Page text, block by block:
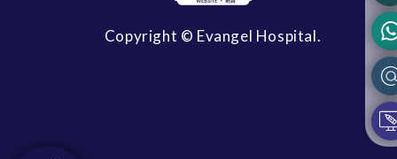
Copyright © Evangel Hospital.